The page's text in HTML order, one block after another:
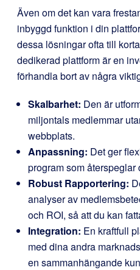
Även om det kan vara
inbyggd funktion i din
dessa lösningar ofta till
dedikerad plattform är en
förhandla bort av några
Skalbarhet: Den är
miljontals medlemmar
webbplats.
Anpassning: Det ger
program som
Robust Rapportering:
analyser av
och ROI, så att du kan
Integration: En kraftfull
med dina andra
en sammanhängande